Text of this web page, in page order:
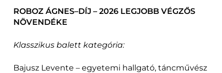
ROBOZ ÁGNES–DÍJ – 2026 LEGJOBB VÉGZŐS
NÖVENDÉKE
Klasszikus balett kategória:
Bajusz Levente – egyetemi hallgató, táncművész